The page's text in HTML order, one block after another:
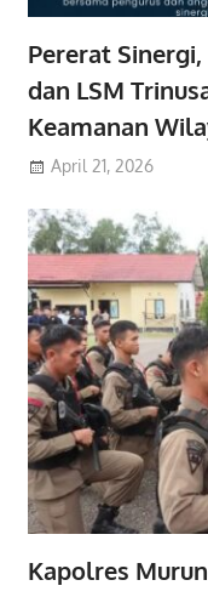
Pererat
dan LSM
Keamanan
April 21, 2026
Kapolres